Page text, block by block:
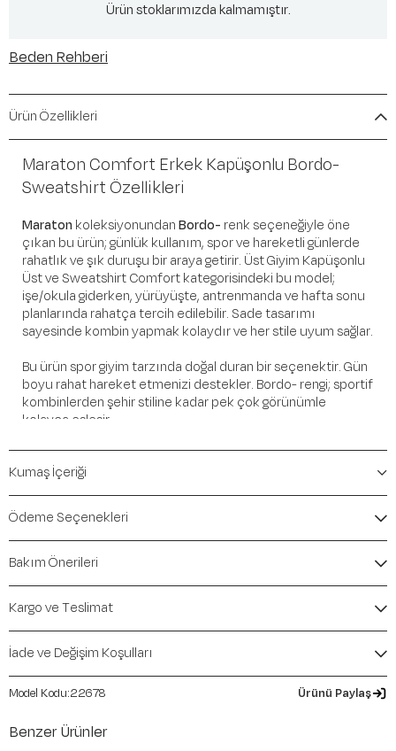
Ürün stoklarımızda kalmamıştır.
Beden Rehberi
Ürün Özellikleri
Maraton Comfort Erkek Kapüşonlu Bordo-
Sweatshirt Özellikleri
Maraton koleksiyonundanBordo- renk seçeneğiyle öne
çıkan bu ürün; günlük kullanım, spor ve hareketli günlerde
rahatlık ve şık duruşu bir araya getirir. Üst Giyim Kapüşonlu
Üst ve Sweatshirt Comfort kategorisindeki bu model;
işe/okula giderken, yürüyüşte, antrenmanda ve hafta sonu
planlarında rahatça tercih edilebilir. Sade tasarımı
sayesinde kombin yapmak kolaydır ve her stile uyum sağlar.
Bu ürün spor giyim tarzında doğal duran bir seçenektir. Gün
boyu rahat hareket etmenizi destekler. Bordo- rengi; sportif
kombinlerden şehir stiline kadar pek çok görünümle
kolayca eşleşir.
Öne Çıkan Detaylar
Marka:Maraton
Renk:Bordo-
İçerik / Bileşen:
Kalıp / Form:Comfort
Mevsim:Sonbahar-Kış
Kumaş İçeriği
Ödeme Seçenekleri
Bakım Önerileri
Kargo ve Teslimat
İade ve Değişim Koşulları
22678 Ürünü Paylaş
Benzer Ürünler